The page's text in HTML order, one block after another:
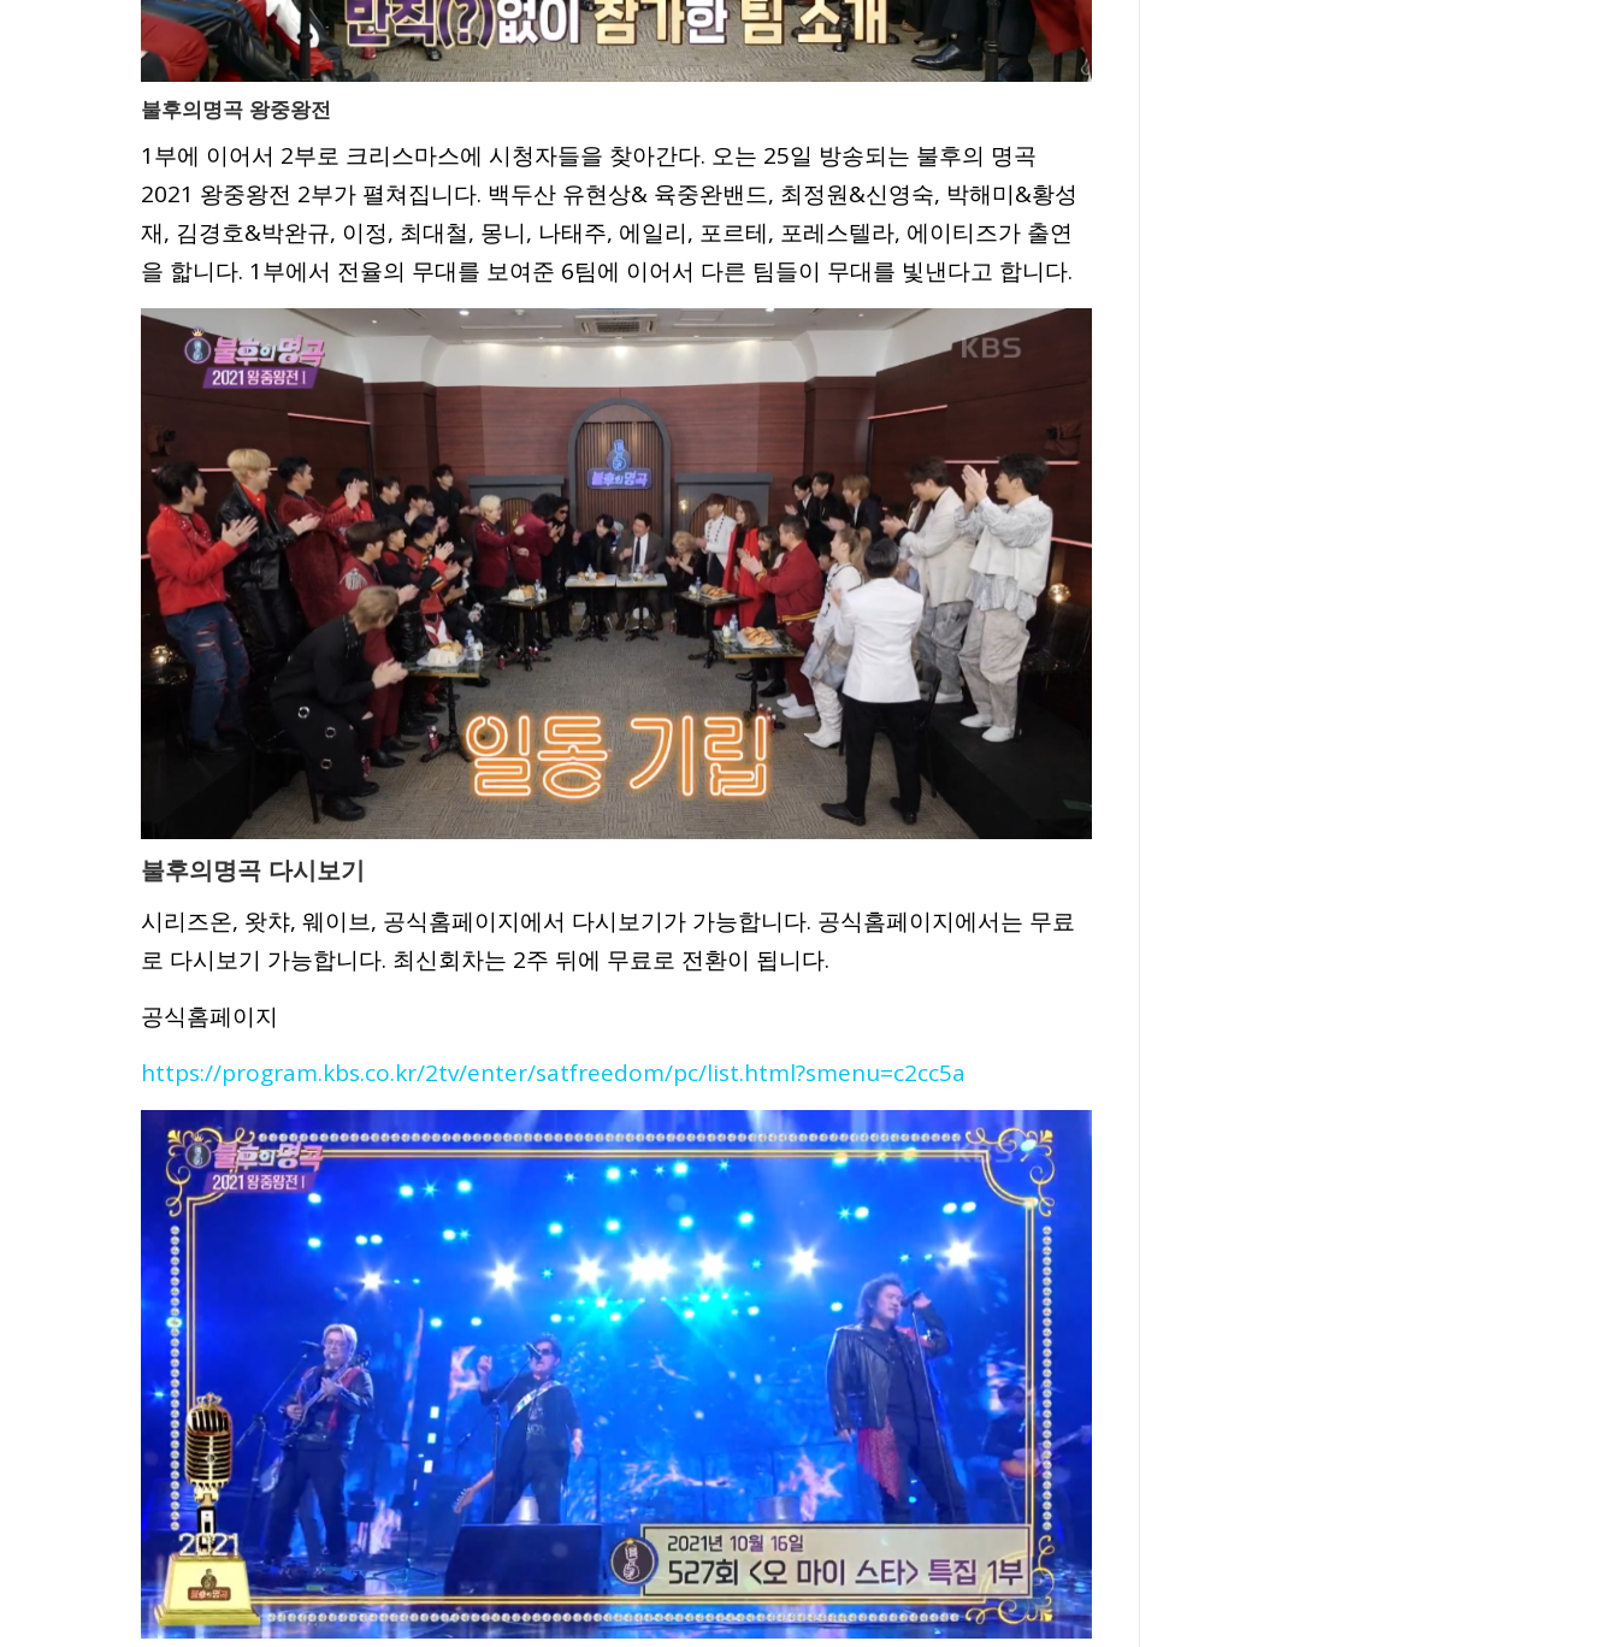
불후의명곡 왕중왕전
1부에 이어서 2부로 크리스마스에 시청자들을 찾아간다. 오는 25일 방송되는 불후의 명곡
2021 왕중왕전 2부가 펼쳐집니다. 백두산 유현상& 육중완밴드, 최정원&신영숙, 박해미&황성
재, 김경호&박완규, 이정, 최대철, 몽니, 나태주, 에일리, 포르테, 포레스텔라, 에이티즈가 출연
을 핣니다. 1부에서 전율의 무대를 보여준 6팀에 이어서 다른 팀들이 무대를 빛낸다고 합니다.
불후의명곡 다시보기
시리즈온, 왓챠, 웨이브, 공식홈페이지에서 다시보기가 가능합니다. 공식홈페이지에서는 무료
로 다시보기 가능합니다. 최신회차는 2주 뒤에 무료로 전환이 됩니다.
공식홈페이지
https://program.kbs.co.kr/2tv/enter/satfreedom/pc/list.html?smenu=c2cc5a